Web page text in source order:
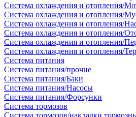
Система охлаждения и отопления/
Система охлаждения и отопления/
Система охлаждения и отопления/
Система охлаждения и отопления/
Система охлаждения и отопления/
Система охлаждения и отопления/
Система питания
Система питания/прочие
Система питания/Баки
Система питания/Насосы
Система питания/Форсунки
Система тормозов
Система тормозов/накладки